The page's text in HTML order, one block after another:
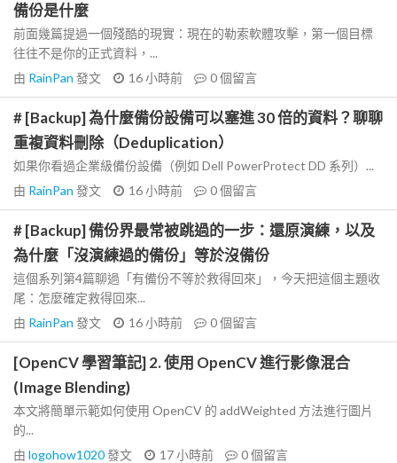
備份是什麼
前面幾篇提過一個殘酷的現實：現在的勒索軟體攻擊，第一個目標
往往不是你的正式資料，...
由 RainPan 發文 16 小時前 0個留言
# [Backup] 為什麼備份設備可以塞進 30 倍的資料？聊聊
重複資料刪除（Deduplication）
如果你看過企業級備份設備（例如 Dell PowerProtect DD 系列）...
由 RainPan 發文 16 小時前 0個留言
# [Backup] 備份界最常被跳過的一步：還原演練，以及
為什麼「沒演練過的備份」等於沒備份
這個系列第4篇聊過「有備份不等於救得回來」，今天把這個主題收
尾：怎麼確定救得回來...
由 RainPan 發文 16 小時前 0個留言
[OpenCV 學習筆記] 2. 使用 OpenCV 進行影像混合
(Image Blending)
本文將簡單示範如何使用 OpenCV 的 addWeighted 方法進行圖片
的...
由 logohow1020發文 17 小時前 0個留言